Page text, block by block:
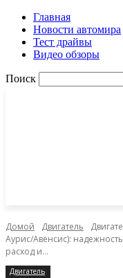
Главная
Новости автомира
Тест драйвы
Видео обзоры
Поиск
Домой Двигатель
Аурис/Авенсис):
расход и...
Двигатель